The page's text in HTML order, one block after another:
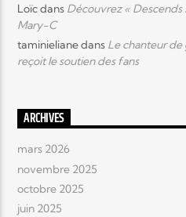
Loïcdans Découvrez «
Mary-C
taminielianedans Le chanteur
reçoit le soutien des fans
ARCHIVES
mars 2026
novembre 2025
octobre 2025
juin 2025